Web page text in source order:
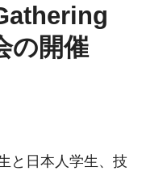
の開催
と日本人学生、技